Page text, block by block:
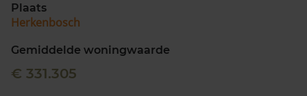
Plaats
Herkenbosch
Gemiddelde woningwaarde
€ 331.305